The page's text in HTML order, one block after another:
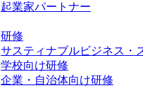
起業家パートナー
研修
サスティナブルビジネス・
学校向け研修
企業・自治体向け研修